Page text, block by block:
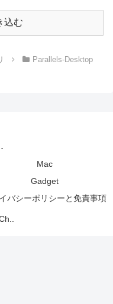
込む
Parallels-Desktop
Mac
Gadget
バシーポリシーと免責事項